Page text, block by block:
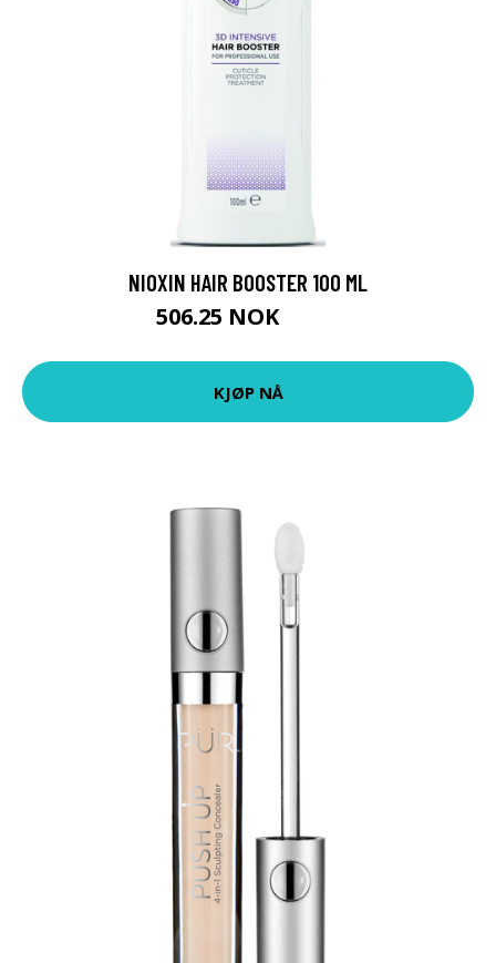
NIOXIN HAIR BOOSTER 100 ML
506.25 NOK
KJØP NÅ